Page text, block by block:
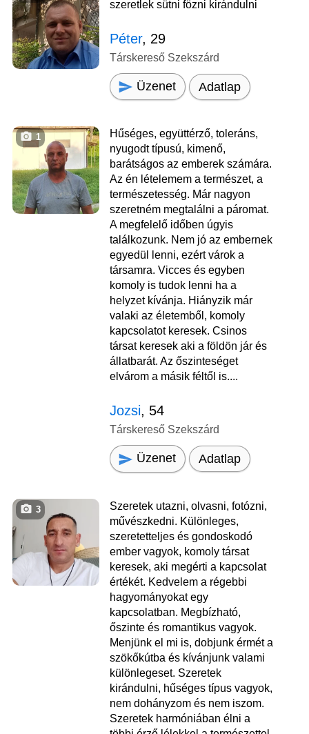
szeretlek sütni fözni kirándulni
Péter, 29
Társkereső Szekszárd
Üzenet Adatlap
1
Hűséges, együttérző, toleráns,
nyugodt típusú, kimenő,
barátságos az emberek számára.
Az én lételemem a természet, a
természetesség. Már nagyon
szeretném megtalálni a páromat.
A megfelelő időben úgyis
találkozunk. Nem jó az embernek
egyedül lenni, ezért várok a
társamra. Vicces és egyben
komoly is tudok lenni ha a
helyzet kívánja. Hiányzik már
valaki az életemből, komoly
kapcsolatot keresek. Csinos
társat keresek aki a földön jár és
állatbarát. Az őszinteséget
elvárom a másik féltől is....
Jozsi, 54
Társkereső Szekszárd
Üzenet Adatlap
3
Szeretek utazni, olvasni, fotózni,
művészkedni. Különleges,
szeretetteljes és gondoskodó
ember vagyok, komoly társat
keresek, aki megérti a kapcsolat
értékét. Kedvelem a régebbi
hagyományokat egy
kapcsolatban. Megbízható,
őszinte és romantikus vagyok.
Menjünk el mi is, dobjunk érmét a
szökőkútba és kívánjunk valami
különlegeset. Szeretek
kirándulni, hűséges típus vagyok,
nem dohányzom és nem iszom.
Szeretek harmóniában élni a